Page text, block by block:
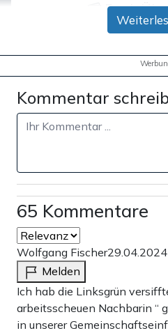
Bank-
Kommentar
65 Kommentare
Wolfgang Fischer
Melden
Ich hab die Linksgrün
arbeitsscheuen Nachbarin “
in unserer